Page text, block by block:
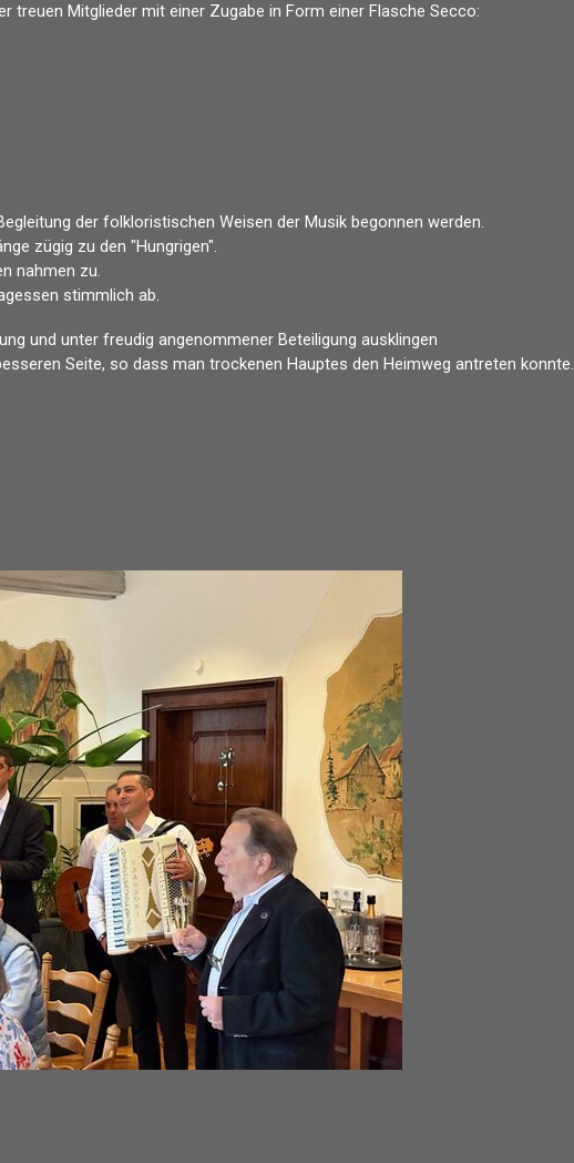
Mitglieder mit einer Zugabe in Form einer Flasche Secco:
der folkloristischen Weisen der Musik begonnen werden.
zügig zu den "Hungrigen".
nahmen zu.
stimmlich ab.
und unter freudig angenommener Beteiligung ausklingen
Seite, so dass man trockenen Hauptes den Heimweg antreten konnte.